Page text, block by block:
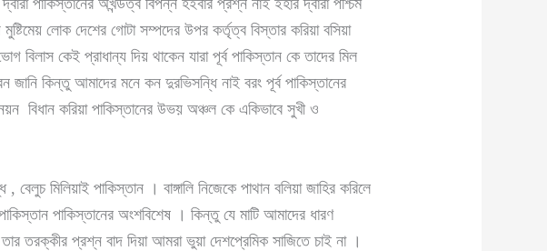
লোক দেশের গোটা সম্পদের উপর কর্তৃত্ব বিস্তার করিয়া বসিয়া
বিলাস কেই প্রাধান্য দিয় থাকেন যারা পূর্ব পাকিস্তান কে তাদের মিল
জানি কিন্তু আমাদের মনে কন দুরভিসন্ধি নাই বরং পূর্ব পাকিস্তানের
বিধান করিয়া পাকিস্তানের উভয় অঞ্চল কে একিভাবে সুখী ও
মিলিয়াই পাকিস্তান । বাঙ্গালি নিজেকে পাথান বলিয়া জাহির করিলে
পাকিস্তান পাকিস্তানের অংশবিশেষ । কিন্তু যে মাটি আমাদের ধারণ
তরক্কীর প্রশ্ন বাদ দিয়া আমরা ভুয়া দেশপ্রেমিক সাজিতে চাই না ।